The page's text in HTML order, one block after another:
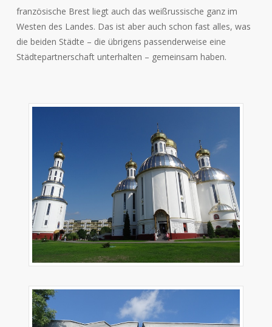
französische Brest liegt auch das weißrussische ganz im
Westen des Landes. Das ist aber auch schon fast alles, was
die beiden Städte – die übrigens passenderweise eine
Städtepartnerschaft unterhalten – gemeinsam haben.